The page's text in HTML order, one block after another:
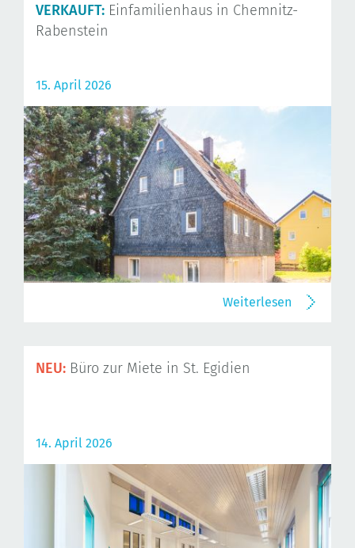
VERKAUFT: Einfamilienhaus in Chemnitz-
Rabenstein
15. April 2026
Weiterlesen
NEU: Büro zur Miete in St. Egidien
14. April 2026